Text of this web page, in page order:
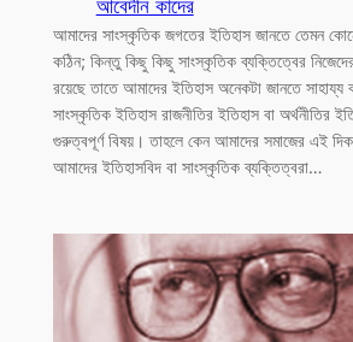
আবেদীন কাদের
আমাদের সাংস্কৃতিক জগতের ইতিহাস জানতে তেমন কোনো
কঠিন; কিন্তু কিছু কিছু সাংস্কৃতিক ব্যক্তিত্বের
রয়েছে তাতে আমাদের ইতিহাস অনেকটা জানতে
সাংস্কৃতিক ইতিহাস রাজনীতির ইতিহাস বা অর্থনীতির
গুরুত্বপূর্ণ বিষয়। তাহলে কেন আমাদের সমাজের এই
আমাদের ইতিহাসবিদ বা সাংস্কৃতিক ব্যক্তিত্বরা…